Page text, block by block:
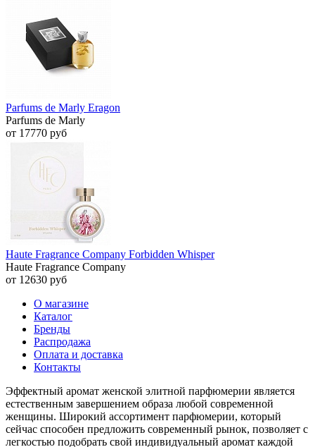
Parfums de Marly Eragon
Parfums de Marly
от 17770 руб
Haute Fragrance Company Forbidden Whisper
Haute Fragrance Company
от 12630 руб
О магазине
Каталог
Бренды
Распродажа
Оплата и доставка
Контакты
Эффектный аромат женской элитной парфюмерии является
естественным завершением образа любой современной
женщины. Широкий ассортимент парфюмерии, который
сейчас способен предложить современный рынок, позволяет с
легкостью подобрать свой индивидуальный аромат каждой